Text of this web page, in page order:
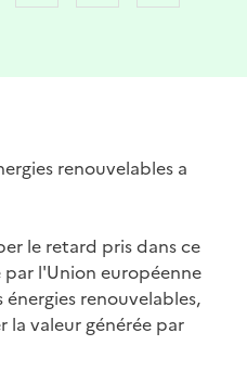
renouvelables a
le retard pris dans ce
par l'Union européenne
renouvelables,
la valeur générée par